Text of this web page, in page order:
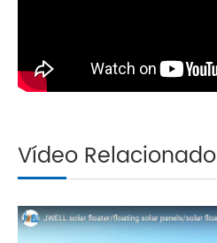
Vídeo Relacionado